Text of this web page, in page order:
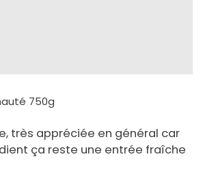
750g
très appréciée en général car
ça reste une entrée fraîche